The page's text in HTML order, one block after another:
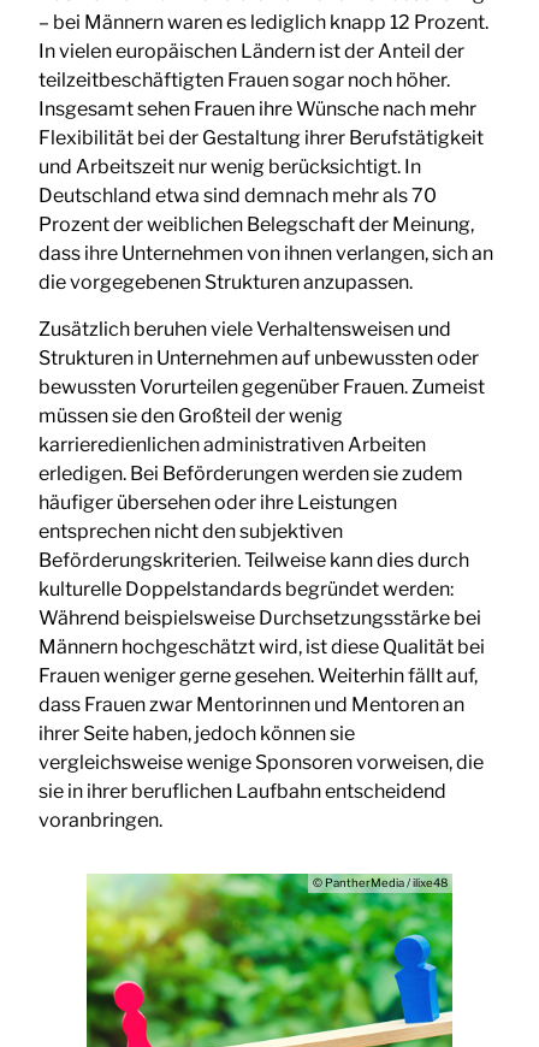
– bei Männern waren es lediglich knapp 12 Prozent.
In vielen europäischen Ländern ist der Anteil der
teilzeitbeschäftigten Frauen sogar noch höher.
Insgesamt sehen Frauen ihre Wünsche nach mehr
Flexibilität bei der Gestaltung ihrer Berufstätigkeit
und Arbeitszeit nur wenig berücksichtigt. In
Deutschland etwa sind demnach mehr als 70
Prozent der weiblichen Belegschaft der Meinung,
dass ihre Unternehmen von ihnen verlangen, sich an
die vorgegebenen Strukturen anzupassen.
Zusätzlich beruhen viele Verhaltensweisen und
Strukturen in Unternehmen auf unbewussten oder
bewussten Vorurteilen gegenüber Frauen. Zumeist
müssen sie den Großteil der wenig
karrieredienlichen administrativen Arbeiten
erledigen. Bei Beförderungen werden sie zudem
häufiger übersehen oder ihre Leistungen
entsprechen nicht den subjektiven
Beförderungskriterien. Teilweise kann dies durch
kulturelle Doppelstandards begründet werden:
Während beispielsweise Durchsetzungsstärke bei
Männern hochgeschätzt wird, ist diese Qualität bei
Frauen weniger gerne gesehen. Weiterhin fällt auf,
dass Frauen zwar Mentorinnen und Mentoren an
ihrer Seite haben, jedoch können sie
vergleichsweise wenige Sponsoren vorweisen, die
sie in ihrer beruflichen Laufbahn entscheidend
voranbringen.
© PantherMedia / ilixe48